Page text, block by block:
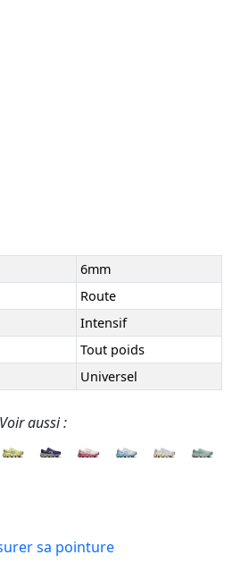
6mm
Route
Intensif
Tout poids
Universel
Voir aussi :
sa pointure